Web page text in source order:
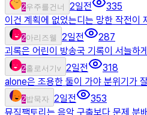
2우주를건너 2일전
335
이건 계획에 없었는디는 망한 작전이
2아리즈웰 2일전
287
괴록은 어린이 방송국 기록이 서늘하
2홀로서기v 2일전
318
alone은 조용한 둘이 가야 분위기가
2밥묵자 2일전
353
뮤직팩토리는 음악 구출보다 문제 분